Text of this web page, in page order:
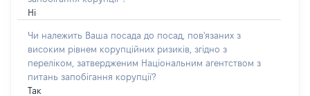
Ні
Чи належить Ваша посада до посад, пов'язаних з
високим рівнем корупційних ризиків, згідно з
переліком, затвердженим Національним агентством з
питань запобігання корупції?
Так